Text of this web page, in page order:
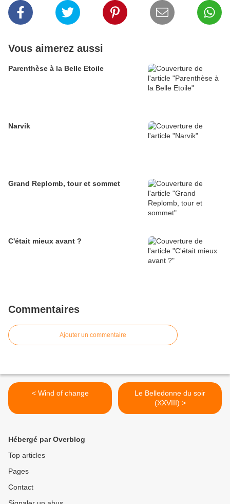
Vous aimerez aussi
Parenthèse à la Belle Etoile
Narvik
Grand Replomb, tour et sommet
C'était mieux avant ?
Commentaires
Ajouter un commentaire
< Wind of change
Le Belledonne du soir
(XXVIII) >
Hébergé par Overblog
Top articles
Pages
Contact